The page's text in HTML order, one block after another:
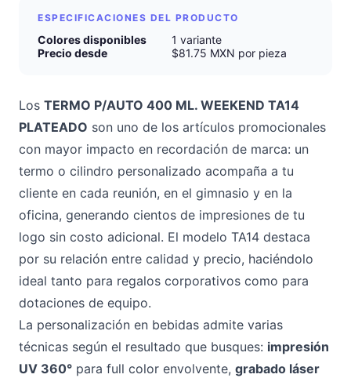
ESPECIFICACIONES DEL PRODUCTO
Colores disponibles
1 variante
Precio desde
$81.75 MXN por pieza
Los TERMO P/AUTO 400 ML. WEEKEND TA14
PLATEADO son uno de los artículos promocionales
con mayor impacto en recordación de marca: un
termo o cilindro personalizado acompaña a tu
cliente en cada reunión, en el gimnasio y en la
oficina, generando cientos de impresiones de tu
logo sin costo adicional. El modelo TA14 destaca
por su relación entre calidad y precio, haciéndolo
ideal tanto para regalos corporativos como para
dotaciones de equipo.
La personalización en bebidas admite varias
técnicas según el resultado que busques: impresión
UV 360° para full color envolvente, grabado láser